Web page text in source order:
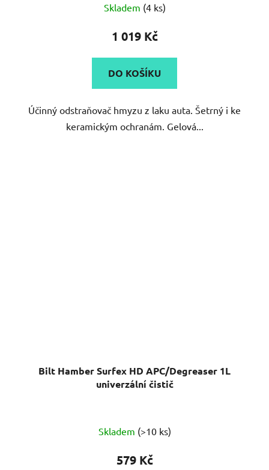
Skladem (4 ks)
1 019 Kč
DO KOŠÍKU
Účinný odstraňovač hmyzu z laku auta. Šetrný i ke
keramickým ochranám. Gelová...
Bilt Hamber Surfex HD APC/Degreaser 1L
univerzální čistič
hodnocení
produktu
Skladem (>10 ks)
579 Kč